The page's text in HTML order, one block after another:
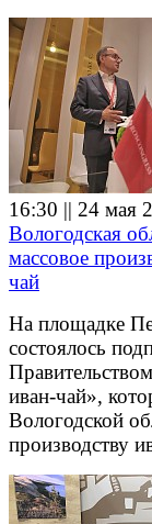
16:30 || 24 мая
Вологодская
массовое
чай
На площадке
состоялось
иван-чай»,
Вологодской
производству